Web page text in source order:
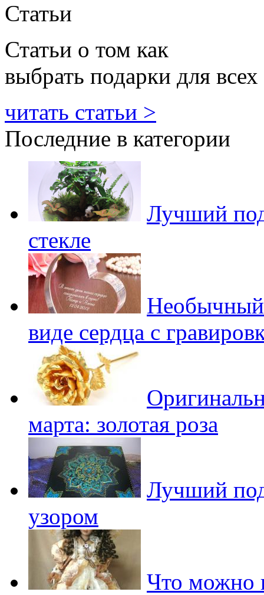
Статьи
Статьи о том как
выбрать подарки для всех
читать статьи >
Последние в категории
Лучший
стекле
Необычный
виде сердца с
марта: золотая роза
Лучший
узором
Что можно